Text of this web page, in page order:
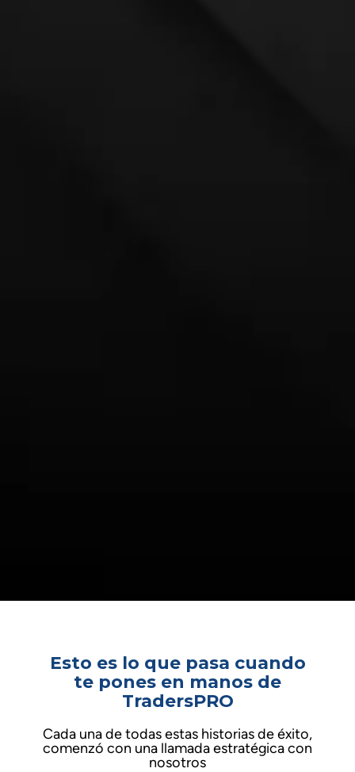
Esto es lo que pasa cuando
te pones en manos de
TradersPRO
Cada una de todas estas historias de éxito,
comenzó con una llamada estratégica con
nosotros